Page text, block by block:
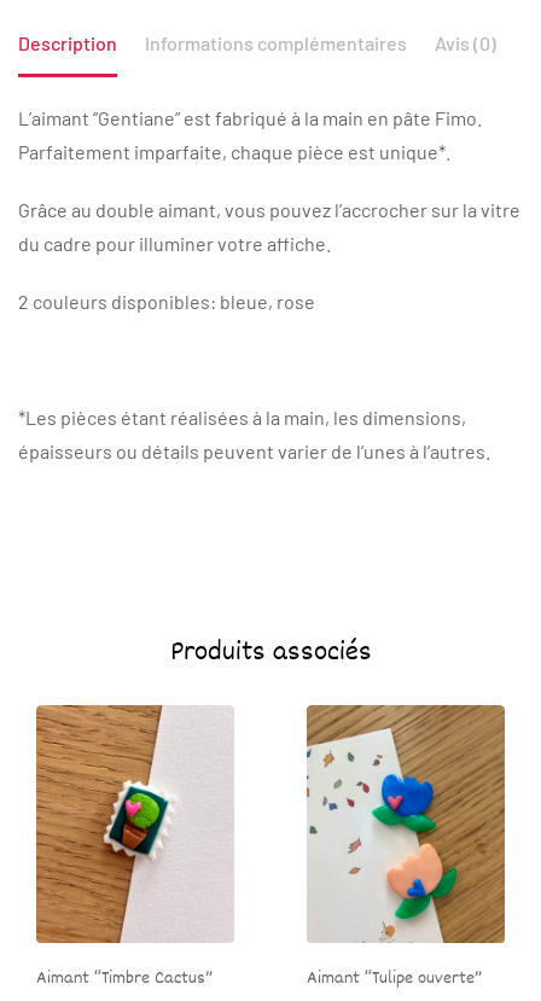
Description Informations complémentaires Avis (0)
L’aimant “Gentiane” est fabriqué à la main en pâte Fimo.
Parfaitement imparfaite, chaque pièce est unique*.
Grâce au double aimant, vous pouvez l’accrocher sur la vitre
du cadre pour illuminer votre affiche.
2 couleurs disponibles: bleue, rose
*Les pièces étant réalisées à la main, les dimensions,
épaisseurs ou détails peuvent varier de l’unes à l’autres.
Produits associés
Aimant “Timbre Cactus” Aimant “Tulipe ouverte”